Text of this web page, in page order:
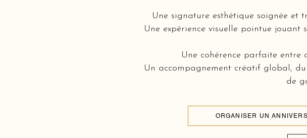
Une signature esthétique soignée et
Une expérience visuelle pointue jouant
Une cohérence parfaite entre
Un accompagnement créatif global,
de
ORGANISER UN